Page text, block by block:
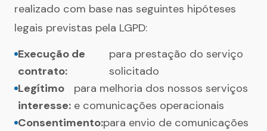
realizado com base nas seguintes hipóteses
legais previstas pela LGPD:
Execução de
contrato:
para prestação do serviço
solicitado
Legítimo
interesse:
para melhoria dos nossos serviços
e comunicações operacionais
Consentimento:para envio de comunicações